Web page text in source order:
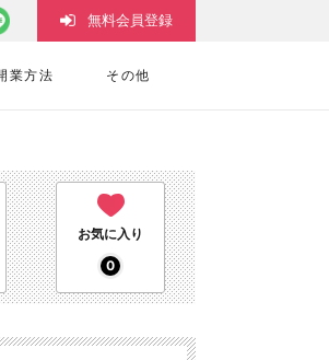
業方法 その他
無料会員登録
お気に入り
0